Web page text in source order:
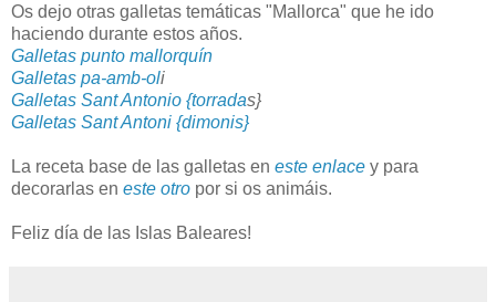
Os dejo otras galletas temáticas "Mallorca" que he ido
haciendo durante estos años.
Galletas punto mallorquín
Galletas pa-amb-oli
Galletas Sant Antonio {torradas}
Galletas Sant Antoni {dimonis}
La receta base de las galletas en este enlace y para
decorarlas en este otro por si os animáis.
Feliz día de las Islas Baleares!